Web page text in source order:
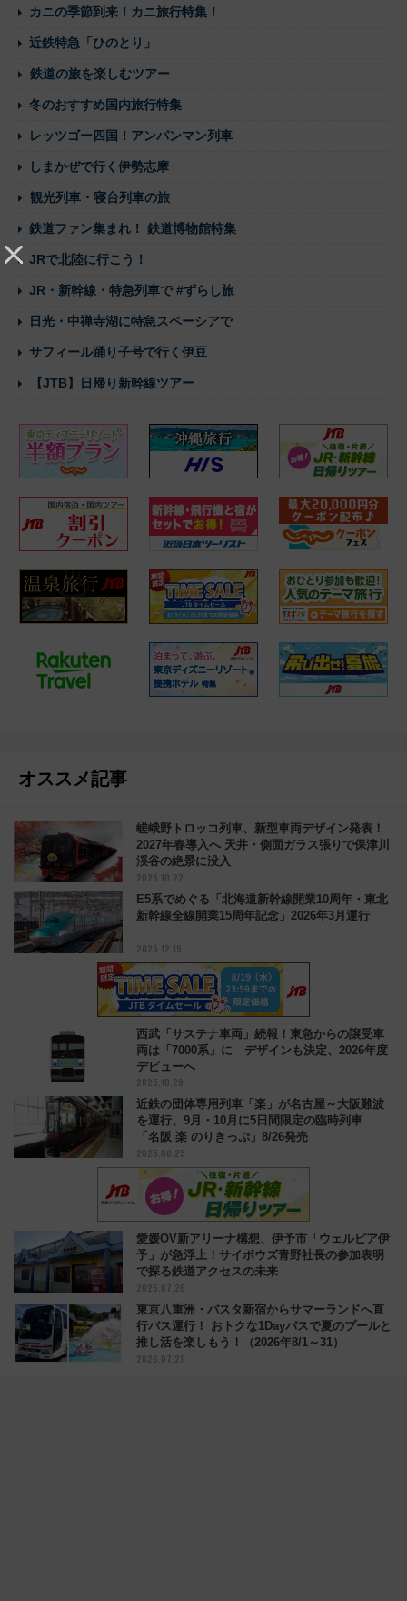
カニの季節到来！カニ旅行特集！
近鉄特急「ひのとり」
鉄道の旅を楽しむツアー
冬のおすすめ国内旅行特集
レッツゴー四国！アンパンマン列車
しまかぜで行く伊勢志摩
観光列車・寝台列車の旅
鉄道ファン集まれ！ 鉄道博物館特集
JRで北陸に行こう！
JR・新幹線・特急列車で #ずらし旅
日光・中禅寺湖に特急スペーシアで
サフィール踊り子号で行く伊豆
【JTB】日帰り新幹線ツアー
オススメ記事
嵯峨野トロッコ列車、新型車両デザイン発表！
2027年春導入へ 天井・側面ガラス張りで保津川
渓谷の絶景に没入
2025.10.22
E5系でめぐる「北海道新幹線開業10周年・東北
新幹線全線開業15周年記念」2026年3月運行
2025.12.19
西武「サステナ車両」続報！東急からの譲受車
両は「7000系」に デザインも決定、2026年度
デビューへ
2025.10.29
近鉄の団体専用列車「楽」が名古屋～大阪難波
を運行、9月・10月に5日間限定の臨時列車
「名阪 楽 のりきっぷ」8/26発売
2025.08.25
愛媛OV新アリーナ構想、伊予市「ウェルピア伊
予」が急浮上！サイボウズ青野社長の参加表明
で探る鉄道アクセスの未来
2026.07.26
東京八重洲・バスタ新宿からサマーランドへ直
行バス運行！ おトクな1Dayパスで夏のプールと
推し活を楽しもう！（2026年8/1～31）
2026.07.21